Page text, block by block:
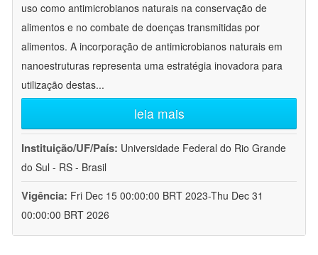
uso como antimicrobianos naturais na conservação de
alimentos e no combate de doenças transmitidas por
alimentos. A incorporação de antimicrobianos naturais em
nanoestruturas representa uma estratégia inovadora para
utilização destas...
leia mais
Instituição/UF/País: Universidade Federal do Rio Grande
do Sul - RS - Brasil
Vigência: Fri Dec 15 00:00:00 BRT 2023-Thu Dec 31
00:00:00 BRT 2026